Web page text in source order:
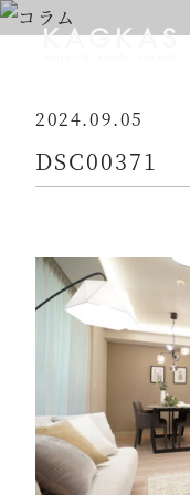
2024.09.05
DSC00371